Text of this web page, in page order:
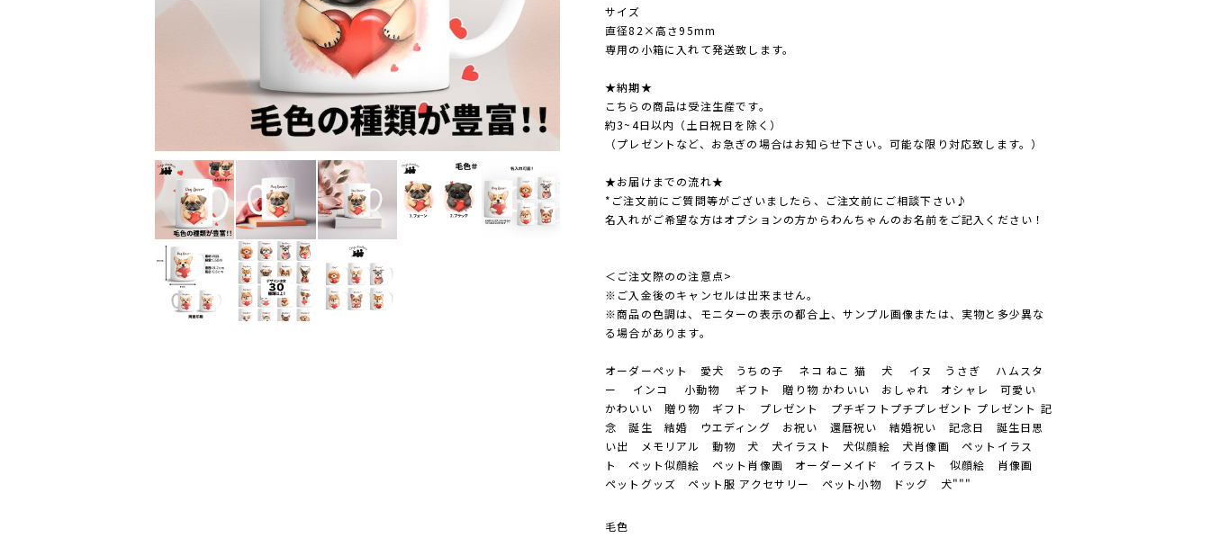
サイズ
直径82×高さ95mm
専用の小箱に入れて発送致します。
★納期★
こちらの商品は受注生産です。
約3~4日以内（土日祝日を除く）
（プレゼントなど、お急ぎの場合はお知らせ下さい。可能な限り対応致します。）
★お届けまでの流れ★
*ご注文前にご質問等がございましたら、ご注文前にご相談下さい♪
名入れがご希望な方はオプションの方からわんちゃんのお名前をご記入ください！
＜ご注文際のの注意点>
※ご入金後のキャンセルは出来ません。
※商品の色調は、モニターの表示の都合上、サンプル画像または、実物と多少異な
る場合があります。
オーダーペット 愛犬 うちの子 ネコ ねこ 猫 犬 イヌ うさぎ ハムスタ
ー インコ 小動物 ギフト 贈り物 かわいい おしゃれ オシャレ 可愛い
かわいい 贈り物 ギフト プレゼント プチギフトプチプレゼント プレゼント 記
念 誕生 結婚 ウエディング お祝い 還暦祝い 結婚祝い 記念日 誕生日思
い出 メモリアル 動物 犬 犬イラスト 犬似顔絵 犬肖像画 ペットイラス
ト ペット似顔絵 ペット肖像画 オーダーメイド イラスト 似顔絵 肖像画
ペットグッズ ペット服 アクセサリー ペット小物 ドッグ 犬"""
毛色